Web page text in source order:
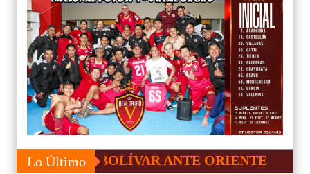
Lo Último
DE BOLÍVAR ANTE ORIENTE